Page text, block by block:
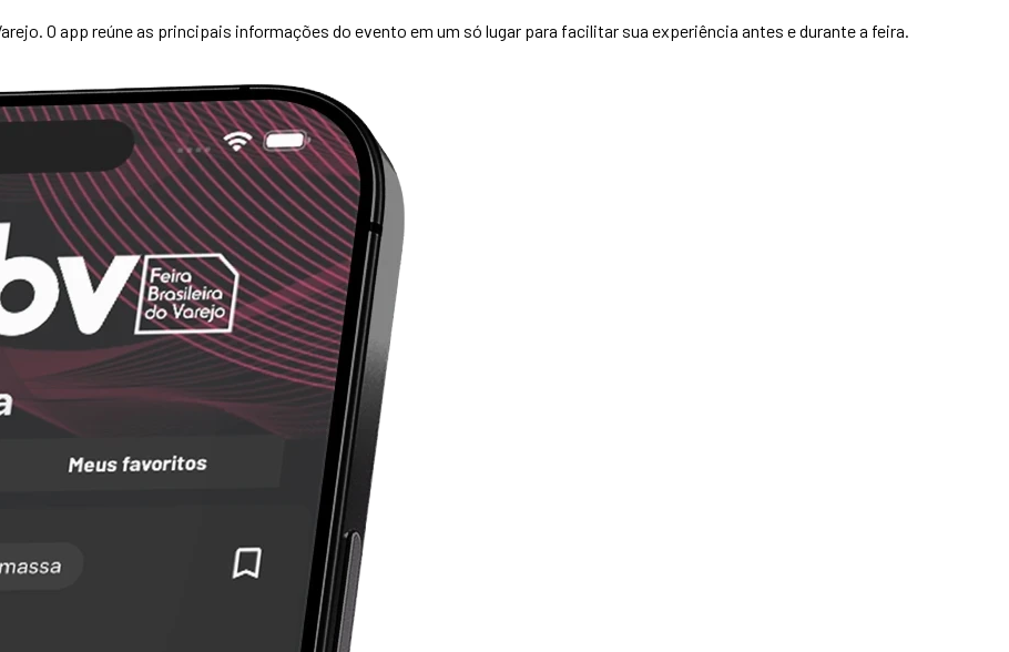
O app reúne as principais informações do evento em um só lugar para facilitar sua experiência antes e durante a feira.